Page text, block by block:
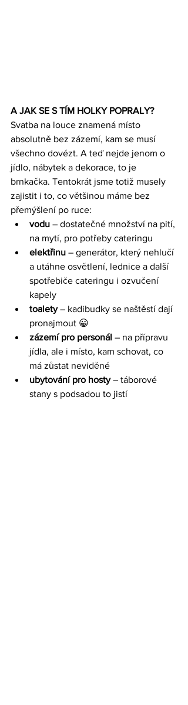
A JAK SE S TÍM HOLKY POPRALY?
Svatba na louce znamená místo
absolutně bez zázemí, kam se musí
všechno dovézt. A teď nejde jenom o
jídlo, nábytek a dekorace, to je
brnkačka. Tentokrát jsme totiž musely
zajistit i to, co většinou máme bez
přemýšlení po ruce:
vodu – dostatečné množství na pití,
na mytí, pro potřeby cateringu
elektřinu – generátor, který nehlučí
a utáhne osvětlení, lednice a další
spotřebiče cateringu i ozvučení
kapely
toalety – kadibudky se naštěstí dají
pronajmout 😀
zázemí pro personál – na přípravu
jídla, ale i místo, kam schovat, co
má zůstat neviděné
ubytování pro hosty – táborové
stany s podsadou to jistí